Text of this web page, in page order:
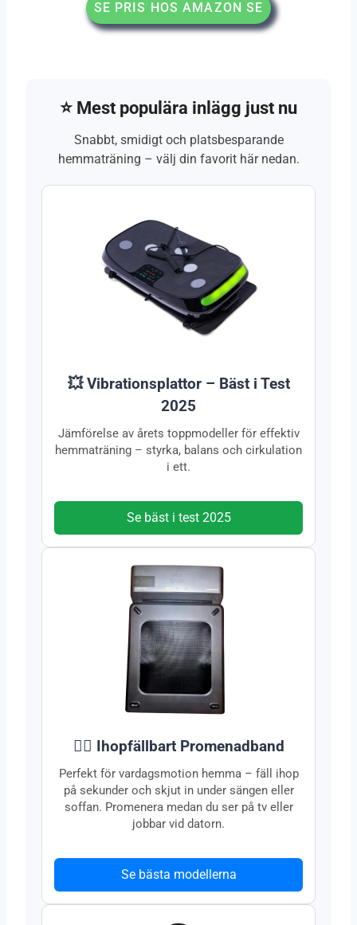
SE PRIS HOS AMAZON SE
⭐ Mest populära inlägg just nu
Snabbt, smidigt och platsbesparande
hemmaträning – välj din favorit här nedan.
💥 Vibrationsplattor – Bäst i Test
2025
Jämförelse av årets toppmodeller för effektiv
hemmaträning – styrka, balans och cirkulation
i ett.
Se bäst i test 2025
🏃‍♂️ Ihopfällbart Promenadband
Perfekt för vardagsmotion hemma – fäll ihop
på sekunder och skjut in under sängen eller
soffan. Promenera medan du ser på tv eller
jobbar vid datorn.
Se bästa modellerna